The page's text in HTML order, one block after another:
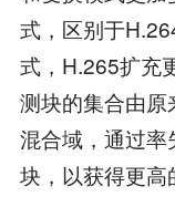
式，区别于
式，H.265扩充
测块的集合由
混合域，通过
块，以获得更高